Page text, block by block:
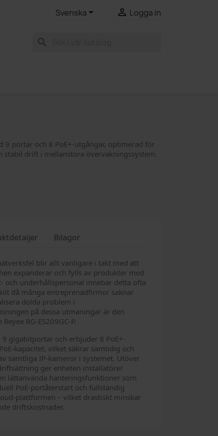
Svenska  Logga in
search
9 portar och 8 PoE+-utgångar, optimerad för
drift i mellanstora övervakningssystem.
Bilagor
blir allt vanligare i takt med att
expanderar och fylls av produkter med
och underhållspersonal innebär detta ofta
då många entreprenadfirmor saknar
dolda problem i
på dessa utmaningar är den
RG-ES209GC-P.
gigabitportar och erbjuder 8 PoE+-
kapacitet, vilket säkrar samtidig och
samtliga IP-kameror i systemet. Utöver
ger enheten installatörer
lättanvända hanteringsfunktioner som
PoE-portåterstart och fullständig
plattformen – vilket drastiskt minskar
driftskostnader.